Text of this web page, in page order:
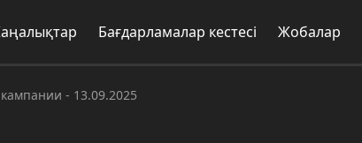
Бағдарламалар кестесі Жобалар
- 13.09.2025